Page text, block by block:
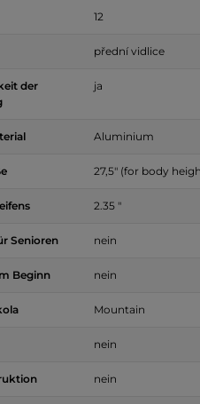
12
přední vidlice
der
ja
Aluminium
27,5" (for body
2.35 "
Senioren nein
Beginn nein
Mountain
nein
nein